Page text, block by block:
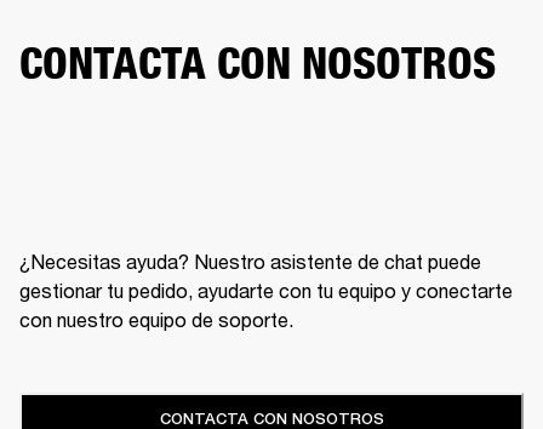
CONTACTA CON NOSOTROS
¿Necesitas ayuda? Nuestro asistente de chat puede
gestionar tu pedido, ayudarte con tu equipo y conectarte
con nuestro equipo de soporte.
CONTACTA CON NOSOTROS